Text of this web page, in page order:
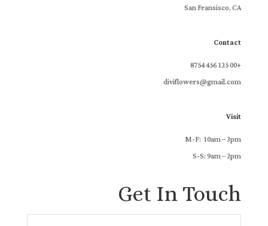
San Fransisco, CA
Contact
+00 125 456 8754
diviflowers@gmail.com
Visit
M-F: 10am – 3pm
S-S: 9am – 2pm
Get In Touch